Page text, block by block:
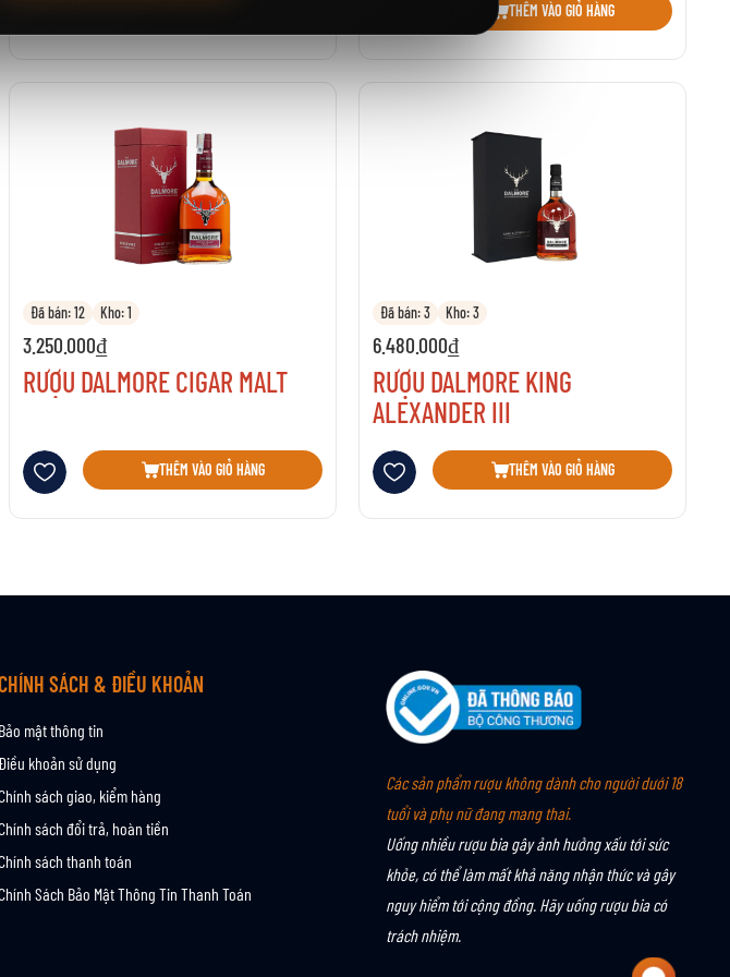
THÊM VÀO GIỎ HÀNG
Đã bán: 12 Kho: 1
3.250.000₫
RƯỢU DALMORE CIGAR MALT
Thêm vào danh sách yêu thích
THÊM VÀO GIỎ HÀNG
Đã bán: 3 Kho: 3
6.480.000₫
RƯỢU DALMORE KING
ALEXANDER III
Thêm vào danh sách yêu thích
THÊM VÀO GIỎ HÀNG
SÁCH & ĐIỀU KHOẢN
Bảo mật thông tin
Điều khoản sử dụng
sách giao, kiểm hàng
sách đổi trả, hoàn tiền
sách thanh toán
Sách Bảo Mật Thông Tin Thanh Toán
Các sản phẩm rượu không dành cho người dưới 18
tuổi và phụ nữ đang mang thai.
Uống nhiều rượu bia gây ảnh hưởng xấu tới sức
khỏe, có thể làm mất khả năng nhận thức và gây
nguy hiểm tới cộng đồng. Hãy uống rượu bia có
trách nhiệm.